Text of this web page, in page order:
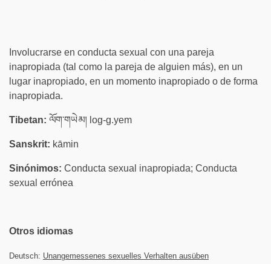
Involucrarse en conducta sexual con una pareja
inapropiada (tal como la pareja de alguien más), en un
lugar inapropiado, en un momento inapropiado o de forma
inapropiada.
Tibetan: ལོག་གཡེམ། log-g.yem
Sanskrit: kāmin
Sinónimos: Conducta sexual inapropiada; Conducta
sexual errónea
Otros idiomas
Deutsch: Unangemessenes sexuelles Verhalten ausüben